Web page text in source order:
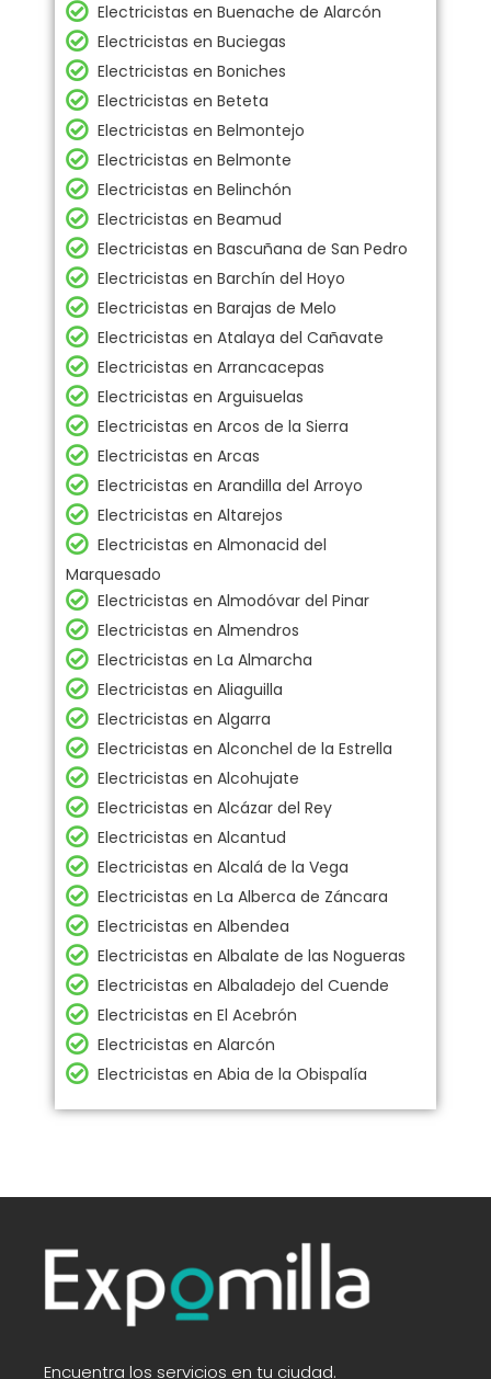
Electricistas en Buenache de Alarcón
Electricistas en Buciegas
Electricistas en Boniches
Electricistas en Beteta
Electricistas en Belmontejo
Electricistas en Belmonte
Electricistas en Belinchón
Electricistas en Beamud
Electricistas en Bascuñana de San Pedro
Electricistas en Barchín del Hoyo
Electricistas en Barajas de Melo
Electricistas en Atalaya del Cañavate
Electricistas en Arrancacepas
Electricistas en Arguisuelas
Electricistas en Arcos de la Sierra
Electricistas en Arcas
Electricistas en Arandilla del Arroyo
Electricistas en Altarejos
Electricistas en Almonacid del
Marquesado
Electricistas en Almodóvar del Pinar
Electricistas en Almendros
Electricistas en La Almarcha
Electricistas en Aliaguilla
Electricistas en Algarra
Electricistas en Alconchel de la Estrella
Electricistas en Alcohujate
Electricistas en Alcázar del Rey
Electricistas en Alcantud
Electricistas en Alcalá de la Vega
Electricistas en La Alberca de Záncara
Electricistas en Albendea
Electricistas en Albalate de las Nogueras
Electricistas en Albaladejo del Cuende
Electricistas en El Acebrón
Electricistas en Alarcón
Electricistas en Abia de la Obispalía
Encuentra los servicios en tu ciudad.